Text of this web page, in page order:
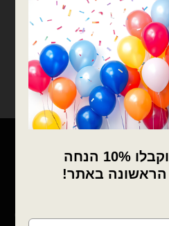
נלווה לצרכן ובסיטונאות
הגדול והמובחר בארץ אנו נוכל